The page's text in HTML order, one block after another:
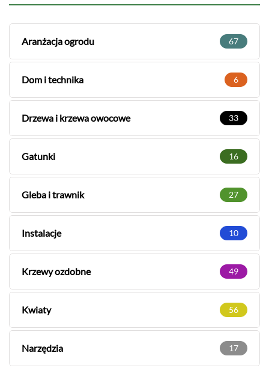
Aranżacja ogrodu 67
Dom i technika 6
Drzewa i krzewa owocowe 33
Gatunki 16
Gleba i trawnik 27
Instalacje 10
Krzewy ozdobne 49
Kwiaty 56
Narzędzia 17